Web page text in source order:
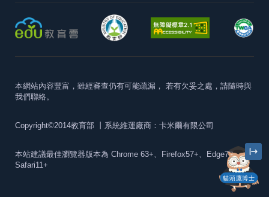
貓頭鷹博士
本網站內容豐富，雖經審查仍有可能疏漏， 若有欠妥之處，請隨時與
我們聯絡。
Copyright©2014教育部 丨系統維運廠商：卡米爾有限公司
本站建議最佳瀏覽器版本為 Chrome 63+、Firefox57+、Edge79+及
Safari11+